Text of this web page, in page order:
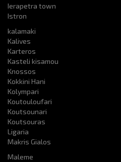
Ierapetra town
Istron
kalamaki
Kalives
Karteros
Kasteli kisamou
Knossos
Kokkini Hani
Kolympari
Koutouloufari
Koutsounari
Koutsouras
Ligaria
Makris Gialos
Maleme